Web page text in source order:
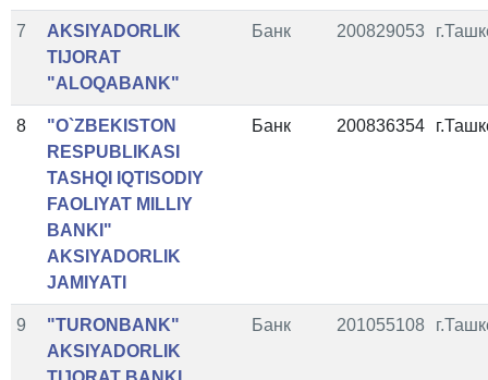
7
AKSIYADORLIK
TIJORAT
"ALOQABANK"
Банк 200829053
8
"O`ZBEKISTON
RESPUBLIKASI
TASHQI IQTISODIY
FAOLIYAT MILLIY
BANKI"
AKSIYADORLIK
JAMIYATI
Банк 200836354
9
"TURONBANK"
AKSIYADORLIK
Банк 201055108